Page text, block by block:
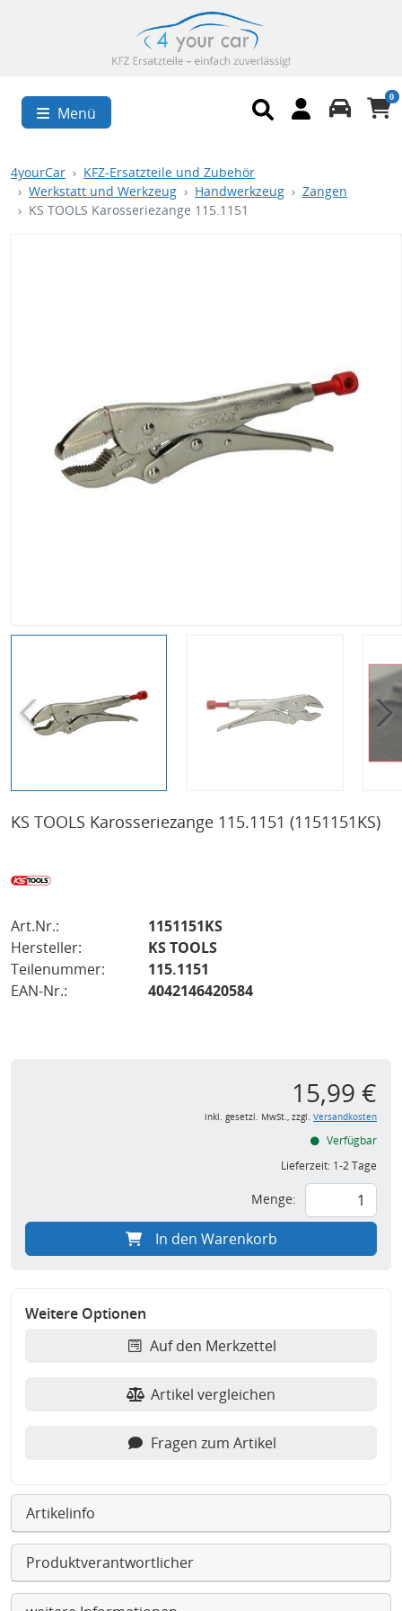
Menü
0
4yourCar
KFZ-Ersatzteile und Zubehör
Werkstatt und Werkzeug
Handwerkzeug
Zangen
KS TOOLS Karosseriezange 115.1151
KS TOOLS Karosseriezange 115.1151 (1151151KS)
Art.Nr.:
1151151KS
Hersteller:
KS TOOLS
Teilenummer:
115.1151
EAN-Nr.:
4042146420584
15,99 €
inkl. gesetzl. MwSt., zzgl. Versandkosten
Verfügbar
Lieferzeit: 1-2 Tage
Menge:
In den Warenkorb
Weitere Optionen
Auf den Merkzettel
Artikel vergleichen
Fragen zum Artikel
Artikelinfo
Produktverantwortlicher